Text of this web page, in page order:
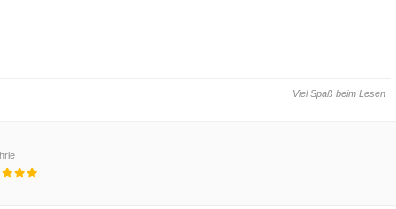
Viel Spaß beim Lesen